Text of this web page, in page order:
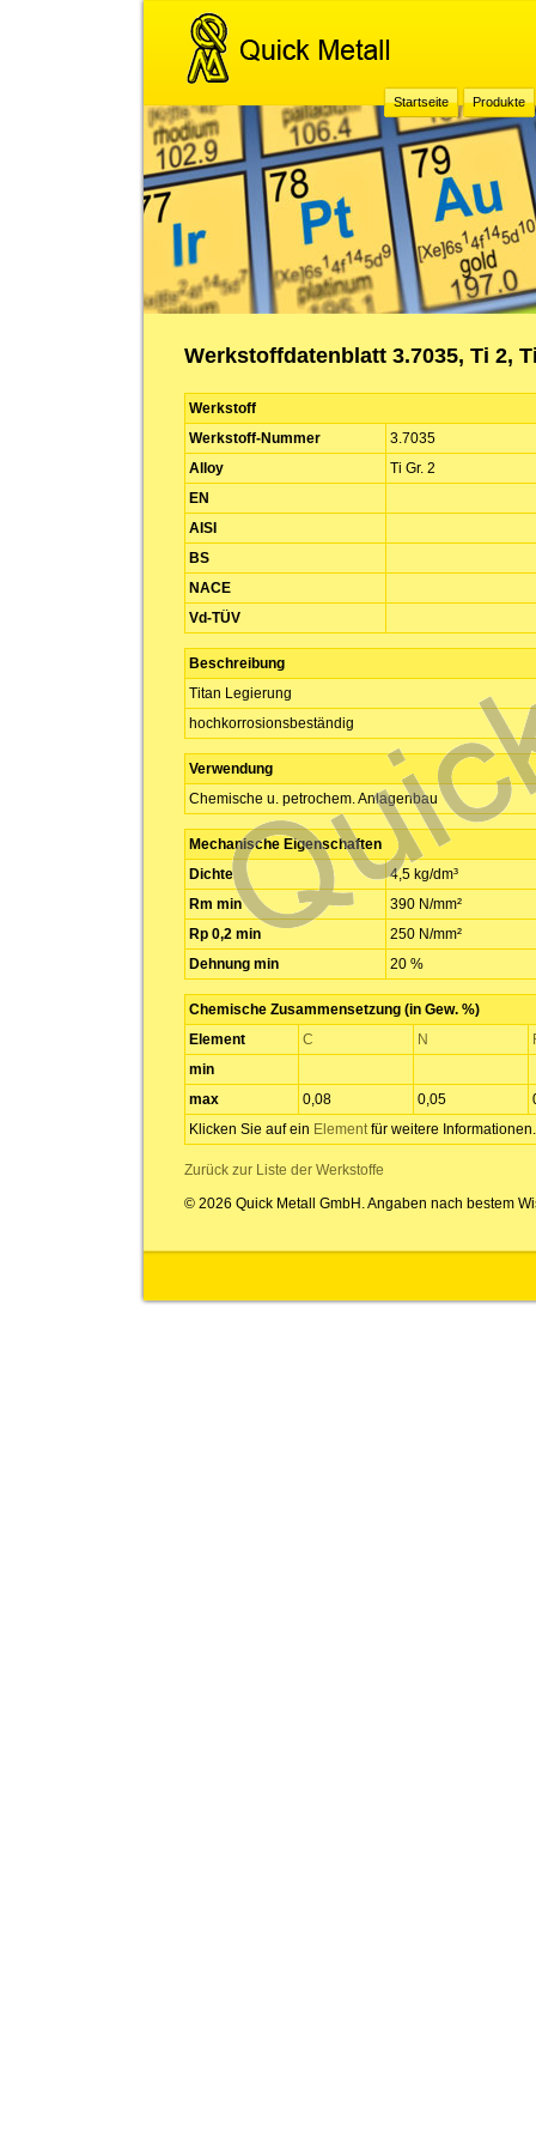
Startseite Produkte
Werkstoffdatenblatt 3.7035, Ti 2,
Werkstoff
Werkstoff-Nummer
3.7035
Alloy
Ti Gr. 2
EN
AISI
BS
NACE
Vd-TÜV
Beschreibung
Titan Legierung
hochkorrosionsbeständig
Verwendung
Chemische u. petrochem. Anlagenbau
Mechanische Eigenschaften
Dichte
4,5 kg/dm³
Rm min
390 N/mm²
Rp 0,2 min
250 N/mm²
Dehnung min
20 %
Chemische Zusammensetzung (in Gew. %)
Element
C N
min
max
0,08 0,05
Klicken Sie auf ein Elementfür weitere Informationen.
Zurück zur Liste der Werkstoffe
© 2026 Quick Metall GmbH. Angaben nach bestem